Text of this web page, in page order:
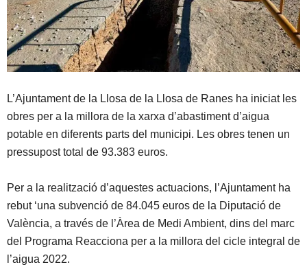
L’Ajuntament de la Llosa de la Llosa de Ranes ha iniciat les
obres per a la millora de la xarxa d’abastiment d’aigua
potable en diferents parts del municipi. Les obres tenen un
pressupost total de 93.383 euros.
Per a la realització d’aquestes actuacions, l’Ajuntament ha
rebut ‘una subvenció de 84.045 euros de la Diputació de
València, a través de l’Àrea de Medi Ambient, dins del marc
del Programa Reacciona per a la millora del cicle integral de
l’aigua 2022.